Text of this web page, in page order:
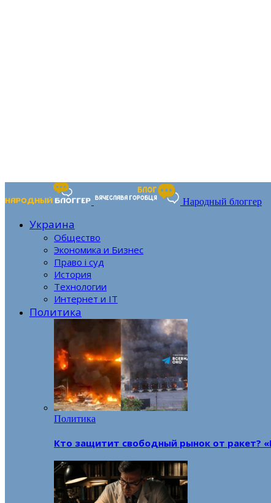
Народный блоггер
Украина
Общество
Экономика и Бизнес
Право і суд
История
Технологии
Интернет и IT
Политика
Политика
Кто защитит свободный рынок от ракет?